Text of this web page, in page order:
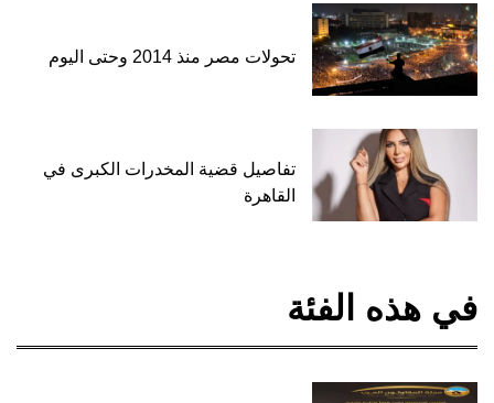
تحولات مصر منذ 2014 وحتى اليوم
تفاصيل قضية المخدرات الكبرى في
القاهرة
في هذه الفئة